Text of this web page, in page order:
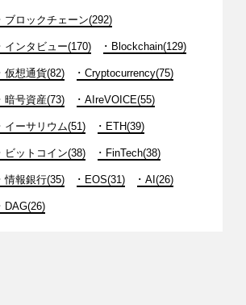
ブロックチェーン(292)
インタビュー(170) Blockchain(129)
仮想通貨(82) Cryptocurrency(75)
暗号資産(73) AIreVOICE(55)
イーサリウム(51) ETH(39)
ビットコイン(38) FinTech(38)
情報銀行(35) EOS(31) AI(26)
DAG(26)